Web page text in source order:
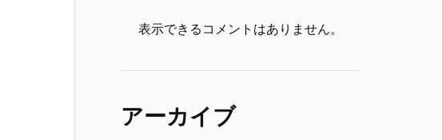
表示できるコメントはありません。
アーカイブ